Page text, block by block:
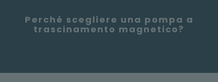
Perché scegliere una pompa a
trascinamento magnetico?